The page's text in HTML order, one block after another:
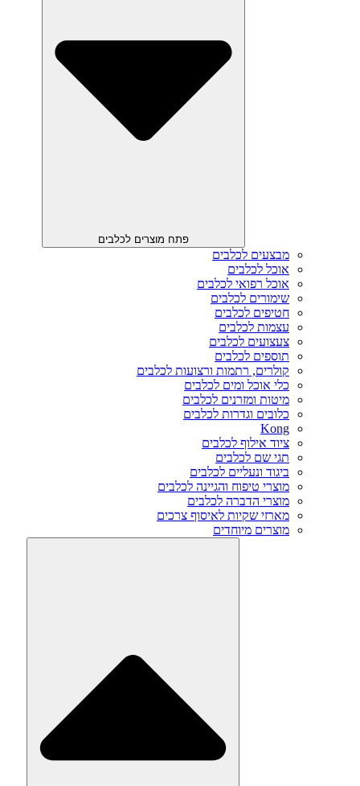
פתח מוצרים לכלבים
מבצעים לכלבים
אוכל לכלבים
אוכל רפואי לכלבים
שימורים לכלבים
חטיפים לכלבים
עצמות לכלבים
צעצועים לכלבים
תוספים לכלבים
קולרים, רתמות ורצועות לכלבים
כלי אוכל ומים לכלבים
מיטות ומזרנים לכלבים
כלובים וגדרות לכלבים
Kong
ציוד אילוף לכלבים
תגי שם לכלבים
ביגוד ונעליים לכלבים
מוצרי טיפוח והגיינה לכלבים
מוצרי הדברה לכלבים
מארזי שקיות לאיסוף צרכים
מוצרים מיוחדים